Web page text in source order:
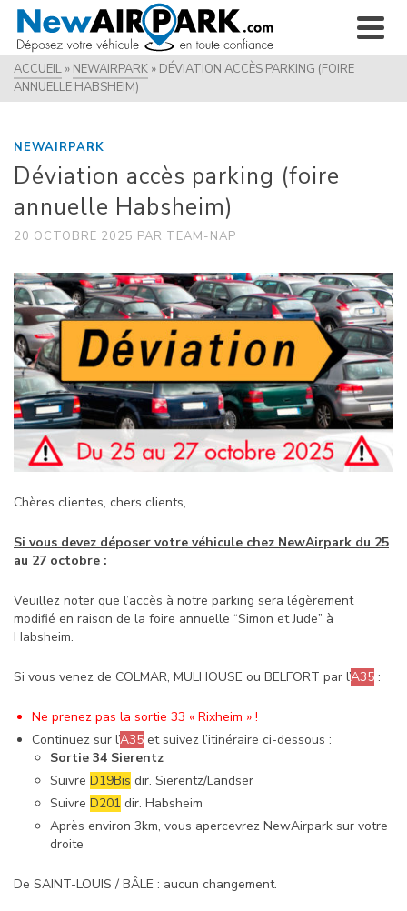
ACCUEIL » NEWAIRPARK » DÉVIATION ACCÈS PARKING (FOIRE
ANNUELLE HABSHEIM)
NEWAIRPARK
Déviation accès parking (foire
annuelle Habsheim)
20 OCTOBRE 2025 PAR TEAM-NAP
Chères clientes, chers clients,
Si vous devez déposer votre véhicule chez NewAirpark du 25
au 27 octobre :
Veuillez noter que l’accès à notre parking sera légèrement
modifié en raison de la foire annuelle “Simon et Jude” à
Habsheim.
Si vous venez de COLMAR, MULHOUSE ou BELFORT par l’A35 :
Ne prenez pas la sortie 33 « Rixheim » !
Continuez sur l’A35 et suivez l’itinéraire ci-dessous :
Sortie 34 Sierentz
Suivre D19Bis dir. Sierentz/Landser
Suivre D201 dir. Habsheim
Après environ 3km, vous apercevrez NewAirpark sur votre
droite
De SAINT-LOUIS / BÂLE : aucun changement.